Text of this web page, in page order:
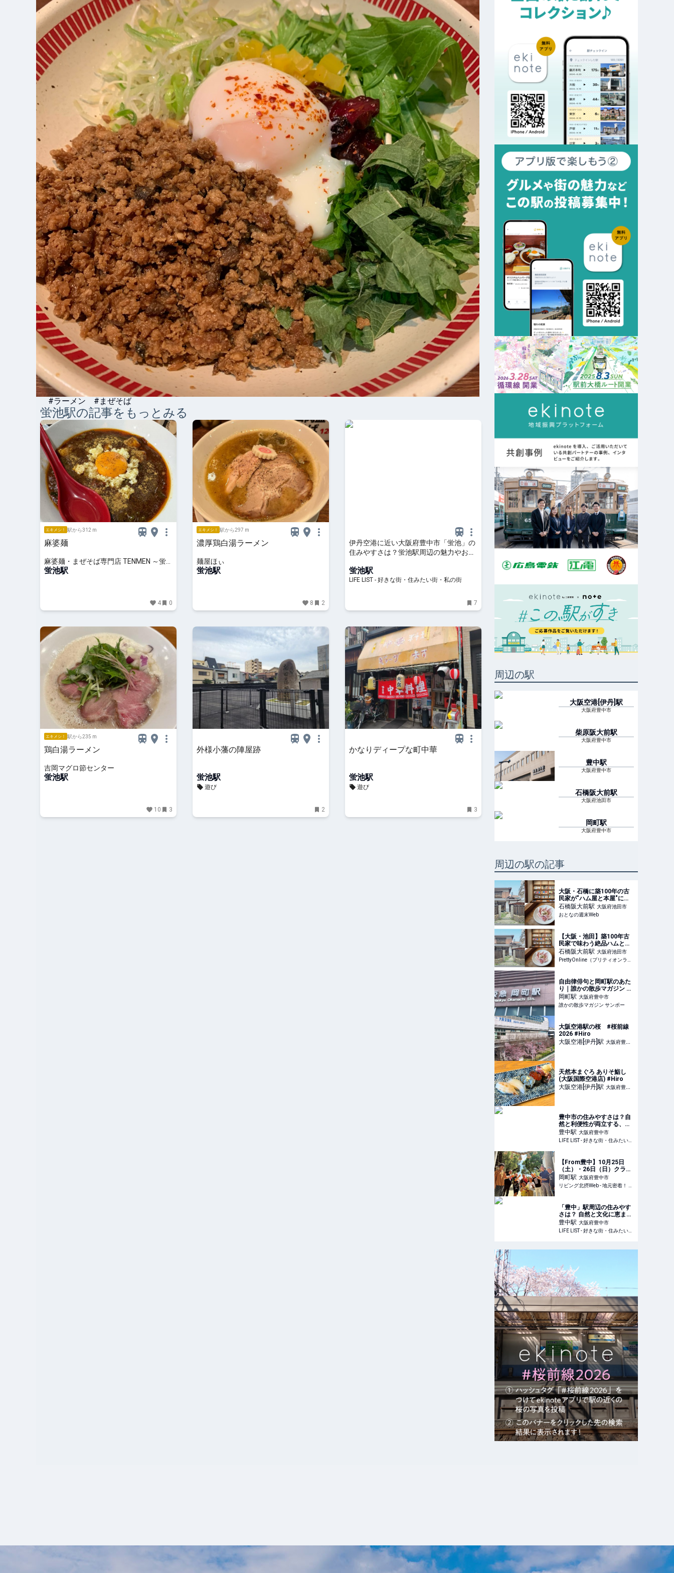
#ラーメン #まぜそば
蛍池駅の記事をもっとみる
エキメシ！ 駅から312 m
麻婆麺
麻婆麺・まぜそば専門店 TENMEN ～蛍
池本店～
蛍池駅
4 0
エキメシ！ 駅から297 m
濃厚鶏白湯ラーメン
麺屋ほぃ
蛍池駅
8 2
伊丹空港に近い大阪府豊中市「蛍池」の
住みやすさは？蛍池駅周辺の魅力やおす
街・住みたい街・私の街
蛍池駅
LIFE LIST - 好きな街・住みたい街・私の街
7
エキメシ！ 駅から235 m
鶏白湯ラーメン
吉岡マグロ節センター
蛍池駅
10 3
外様小藩の陣屋跡
蛍池駅
遊び
2
かなりディープな町中華
蛍池駅
遊び
3
周辺の駅
大阪空港[伊丹]駅
大阪府豊中市
柴原阪大前駅
大阪府豊中市
豊中駅
大阪府豊中市
石橋阪大前駅
大阪府池田市
岡町駅
大阪府豊中市
周辺の駅の記事
大阪・石橋に築100年の古
民家が"ハム屋と本屋"に。
新刊書店ゼロの街に生まれ
る新たな居場所
石橋阪大前駅 大阪府池田市
おとなの週末Web
【大阪・池田】築100年古
民家で味わう絶品ハムと
本。「ハムと本と、」開店 |
PrettyOnline
石橋阪大前駅 大阪府池田市
PrettyOnline（プリティオンライン）
自由律俳句と岡町駅のあた
り｜誰かの散歩マガジン サ
ンポー
岡町駅 大阪府豊中市
誰かの散歩マガジン サンポー
大阪空港駅の桜 #桜前線
2026 #Hiro
大阪空港[伊丹]駅 大阪府豊中
天然本まぐろ ありそ鮨し
(大阪国際空港店) #Hiro
大阪空港[伊丹]駅 大阪府豊中
豊中市の住みやすさは？自
然と利便性が両立する、北
摂・豊中市での理想的な暮
らし - LIFE LIST - 好きな
街・住みたい街・私の街
豊中駅 大阪府豊中市
LIFE LIST - 好きな街・住みたい街・私の街
【From豊中】10月25日
（土）・26日（日）クラフ
トビールイベント初開催
岡町駅 大阪府豊中市
リビング北摂Web - 地元密着！ 豊中、吹田、池田、箕面、高槻、茨木エリア ほかのグルメ、イベント、お出かけ、習い事情報
「豊中」駅周辺の住みやす
さは？ 自然と文化に恵まれ
た暮らしができる街 - LIFE
LIST - 好きな街・住みたい
街・私の街
豊中駅 大阪府豊中市
LIFE LIST - 好きな街・住みたい街・私の街